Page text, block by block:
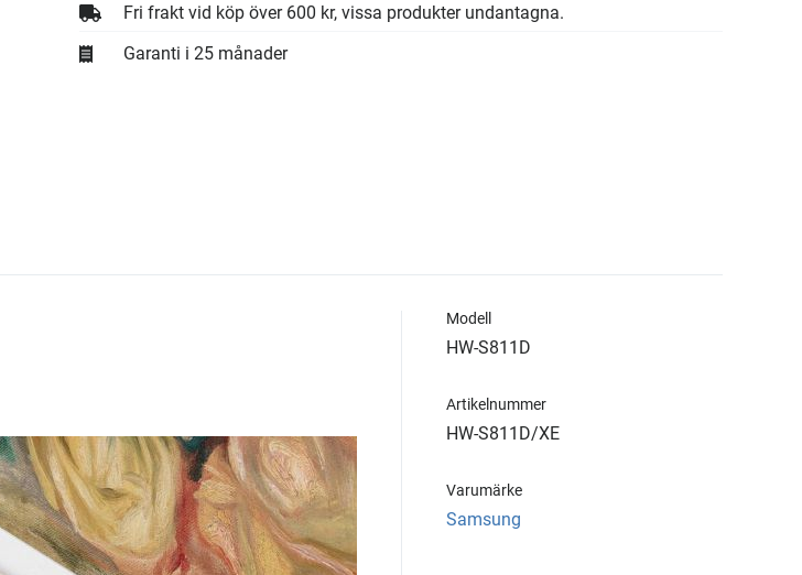
Fri frakt vid köp över 600 kr, vissa produkter undantagna.
Garanti i 25 månader
Modell
HW-S811D
Artikelnummer
HW-S811D/XE
Varumärke
Samsung